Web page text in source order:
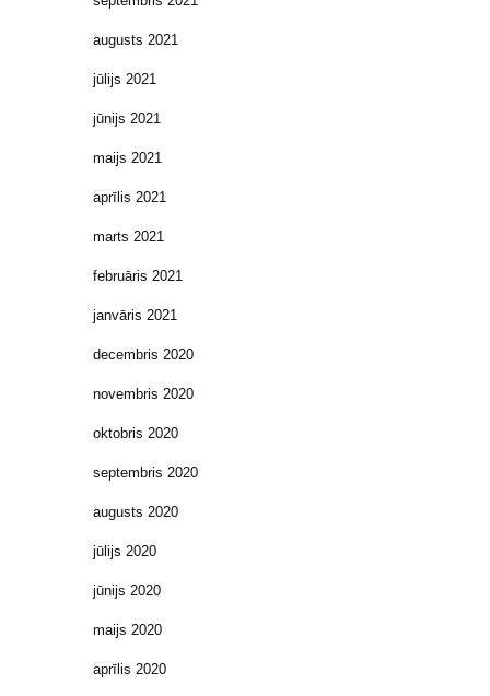
augusts 2021
jūlijs 2021
jūnijs 2021
maijs 2021
aprīlis 2021
marts 2021
februāris 2021
janvāris 2021
decembris 2020
novembris 2020
oktobris 2020
septembris 2020
augusts 2020
jūlijs 2020
jūnijs 2020
maijs 2020
aprīlis 2020